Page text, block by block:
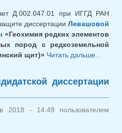
Д.002.047.01 при ИГГД РАН
диссертации Левашовой
«Геохимия редких элементов
пород с редкоземельной
щит)» Читать дальше...
Е.В.
диссертации
2018 - 14:49 пользователем